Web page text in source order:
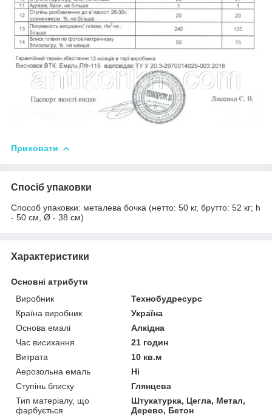
Приховати
Спосіб упаковки
Способ упаковки: металева бочка (нетто: 50 кг, брутто: 52 кг; h
- 50 см, Ø - 38 см)
Характеристики
Основні атрибути
Виробник
Технобудресурс
Країна виробник
Україна
Основа емалі
Алкідна
Час висихання
21 годин
Витрата
10 кв.м
Аерозольна емаль
Ні
Ступінь блиску
Глянцева
Тип матеріалу, що
фарбується
Штукатурка, Цегла, Метал,
Дерево, Бетон